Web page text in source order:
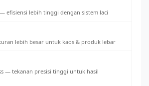
efisiensi lebih tinggi dengan sistem laci
lebih besar untuk kaos & produk lebar
— tekanan presisi tinggi untuk hasil